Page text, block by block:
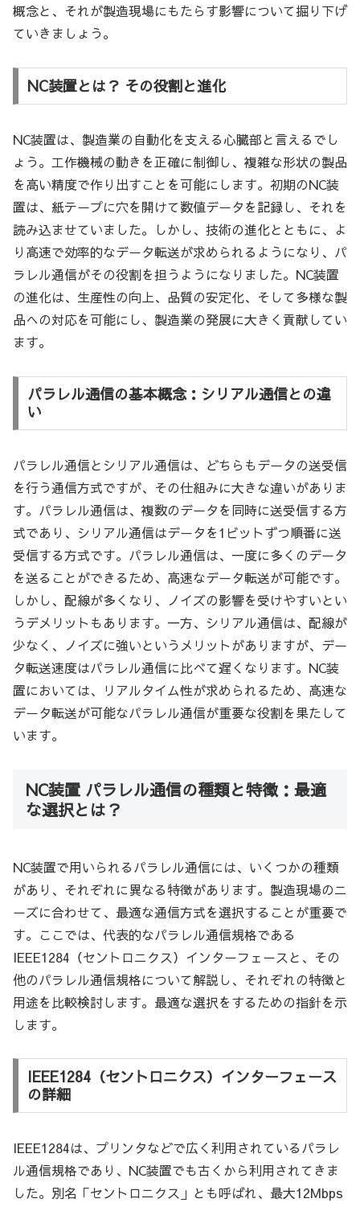
概念と、それが製造現場にもたらす影響について掘り下げ
ていきましょう。
NC装置とは？ その役割と進化
NC装置は、製造業の自動化を支える心臓部と言えるでし
ょう。工作機械の動きを正確に制御し、複雑な形状の製品
を高い精度で作り出すことを可能にします。初期のNC装
置は、紙テープに穴を開けて数値データを記録し、それを
読み込ませていました。しかし、技術の進化とともに、よ
り高速で効率的なデータ転送が求められるようになり、パ
ラレル通信がその役割を担うようになりました。NC装置
の進化は、生産性の向上、品質の安定化、そして多様な製
品への対応を可能にし、製造業の発展に大きく貢献してい
ます。
パラレル通信の基本概念：シリアル通信との違
い
パラレル通信とシリアル通信は、どちらもデータの送受信
を行う通信方式ですが、その仕組みに大きな違いがありま
す。パラレル通信は、複数のデータを同時に送受信する方
式であり、シリアル通信はデータを1ビットずつ順番に送
受信する方式です。パラレル通信は、一度に多くのデータ
を送ることができるため、高速なデータ転送が可能です。
しかし、配線が多くなり、ノイズの影響を受けやすいとい
うデメリットもあります。一方、シリアル通信は、配線が
少なく、ノイズに強いというメリットがありますが、デー
タ転送速度はパラレル通信に比べて遅くなります。NC装
置においては、リアルタイム性が求められるため、高速な
データ転送が可能なパラレル通信が重要な役割を果たして
います。
NC装置 パラレル通信の種類と特徴：最適
な選択とは？
NC装置で用いられるパラレル通信には、いくつかの種類
があり、それぞれに異なる特徴があります。製造現場のニ
ーズに合わせて、最適な通信方式を選択することが重要で
す。ここでは、代表的なパラレル通信規格である
IEEE1284（セントロニクス）インターフェースと、その
他のパラレル通信規格について解説し、それぞれの特徴と
用途を比較検討します。最適な選択をするための指針を示
します。
IEEE1284（セントロニクス）インターフェース
の詳細
IEEE1284は、プリンタなどで広く利用されているパラレ
ル通信規格であり、NC装置でも古くから利用されてきま
した。別名「セントロニクス」とも呼ばれ、最大12Mbps